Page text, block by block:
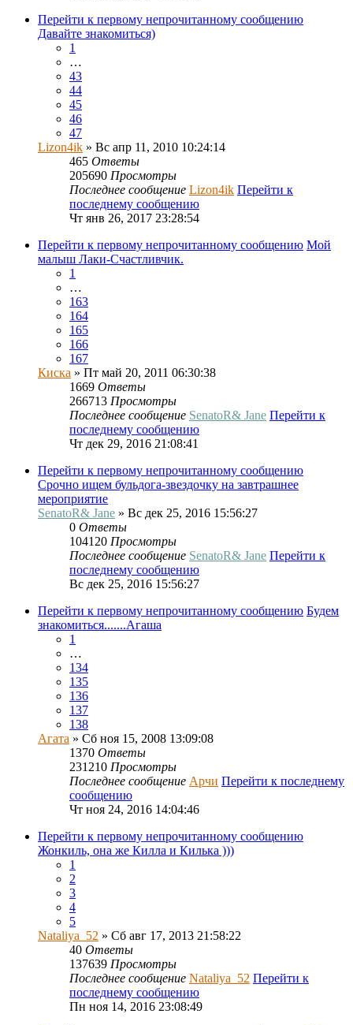
Перейти к первому непрочитанному сообщению
Давайте знакомиться)
1
…
43
44
45
46
47
Lizon4ik » Вс апр 11, 2010 10:24:14
465 Ответы
205690 Просмотры
Последнее сообщение Lizon4ik Перейти к
последнему сообщению
Чт янв 26, 2017 23:28:54
Перейти к первому непрочитанному сообщению Мой
малыш Лаки-Счастливчик.
1
…
163
164
165
166
167
Киска » Пт май 20, 2011 06:30:38
1669 Ответы
266713 Просмотры
Последнее сообщение SenatoR& Jane Перейти к
последнему сообщению
Чт дек 29, 2016 21:08:41
Перейти к первому непрочитанному сообщению
Срочно ищем бульдога-звездочку на завтрашнее
мероприятие
SenatoR& Jane » Вс дек 25, 2016 15:56:27
0 Ответы
104120 Просмотры
Последнее сообщение SenatoR& Jane Перейти к
последнему сообщению
Вс дек 25, 2016 15:56:27
Перейти к первому непрочитанному сообщению Будем
знакомиться.......Агаша
1
…
134
135
136
137
138
Агата » Сб ноя 15, 2008 13:09:08
1370 Ответы
231210 Просмотры
Последнее сообщение Арчи Перейти к последнему
сообщению
Чт ноя 24, 2016 14:04:46
Перейти к первому непрочитанному сообщению
Жонкиль, она же Килла и Килька )))
1
2
3
4
5
Nataliya_52 » Сб авг 17, 2013 21:58:22
40 Ответы
137639 Просмотры
Последнее сообщение Nataliya_52 Перейти к
последнему сообщению
Пн ноя 14, 2016 23:08:49